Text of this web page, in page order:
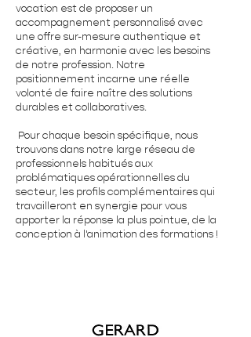
vocation est de proposer un
accompagnement personnalisé avec
une offre sur-mesure authentique et
créative, en harmonie avec les besoins
de notre profession. Notre
positionnement incarne une réelle
volonté de faire naître des solutions
durables et collaboratives.
Pour chaque besoin spécifique, nous
trouvons dans notre large réseau de
professionnels habitués aux
problématiques opérationnelles du
secteur, les profils complémentaires qui
travailleront en synergie pour vous
apporter la réponse la plus pointue, de la
conception à l'animation des formations !